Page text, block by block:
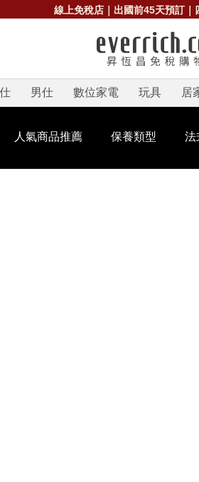
線上免稅店｜出國前45天預訂｜
男仕 數位家電 玩具 居
人氣商品推薦 保養類型 法